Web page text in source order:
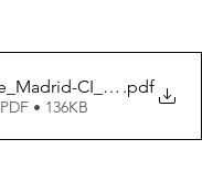
CI_2007 -
.pdf
• 136KB